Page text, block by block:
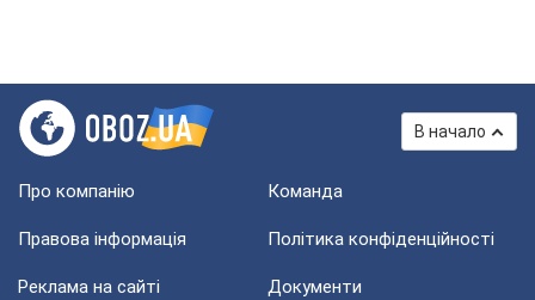
В начало
Про компанію Команда
Правова інформація Політика конфіденційності
Реклама на сайті Документи